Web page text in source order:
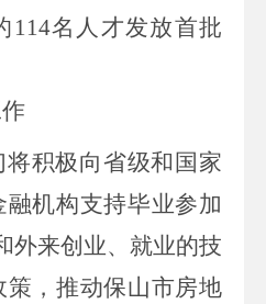
114名人才发放首批
积极向省级和国家
机构支持毕业参加
外来创业、就业的技
，推动保山市房地